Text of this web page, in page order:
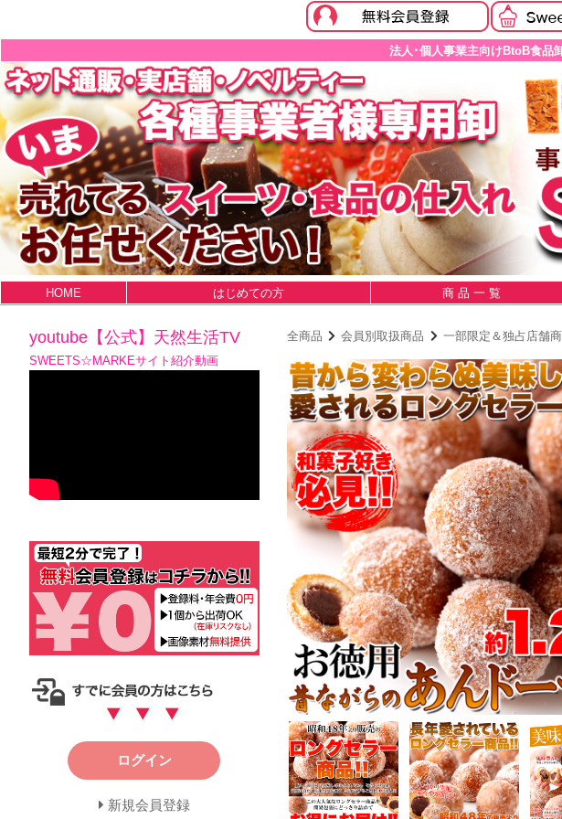
法人･個人事業主向けBtoB食品
HOME はじめての方 商 品 一 覧
全商品 会員別取扱商品 一部限定＆独占店舗
youtube【公式】天然生活TV
SWEETS☆MARKEサイト紹介動画
ログイン
新規会員登録